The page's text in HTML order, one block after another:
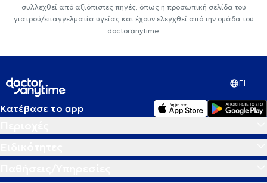
συλλεχθεί από αξιόπιστες πηγές, όπως η προσωπική σελίδα του
γιατρού/επαγγελματία υγείας και έχουν ελεγχθεί από την ομάδα του
doctoranytime.
EL
Κατέβασε το app